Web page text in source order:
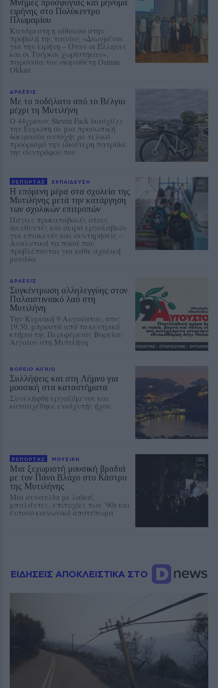
Μνήμες προσφυγιάς και μήνυμα
ειρήνης στο Πολύκεντρο
Πλωμαρίου
Κατάμεστη η αίθουσα στην
προβολή της ταινίας «Διωγμένοι
για την ειρήνη – Όταν οι Έλληνες
και οι Τούρκοι χωρίστηκαν»,
παρουσία του σκηνοθέτη Osman
Okkan
ΔΡΑΣΕΙΣ
Με το ποδήλατο από το Βέλγιο
μέχρι τη Μυτιλήνη
Ο 44χρονος Steven Fack διασχίζει
την Ευρώπη σε μια προσωπική
δοκιμασία αντοχής με τελικό
προορισμό την ιδιαίτερη πατρίδα
της συντρόφου του
ΡΕΠΟΡΤΑΖ ΕΚΠΑΙΔΕΥΣΗ
Η επόμενη μέρα στα σχολεία της
Μυτιλήνης μετά την κατάργηση
των σχολικών επιτροπών
Πάγιες προκαταβολές στους
διευθυντές και σειρά εργολαβιών
για επισκευές και συντηρήσεις –
Αναλυτικά τα ποσά που
προβλέπονται για κάθε σχολική
μονάδα
ΔΡΑΣΕΙΣ
Συγκέντρωση αλληλεγγύης στον
Παλαιστινιακό λαό στη
Μυτιλήνη
Την Κυριακή 9 Αυγούστου, στις
19:30, μπροστά από το κεντρικό
κτήριο της Περιφέρειας Βορείου
Αιγαίου στη Μυτιλήνη
ΒΟΡΕΙΟ ΑΙΓΑΙΟ
Συλλήψεις και στη Λήμνο για
μουσική στα καταστήματα
Συνελήφθη εργαζόμενος και
κατασχέθηκε ενισχυτής ήχου
ΡΕΠΟΡΤΑΖ ΜΟΥΣΙΚΗ
Μια ξεχωριστή μουσική βραδιά
με τον Πάνο Βλάχο στο Κάστρο
της Μυτιλήνης
Μια συναυλία με λαϊκά,
μπαλάντες, επιτυχίες των ’90s και
έντονο κοινωνικό αποτύπωμα
ΕΙΔΗΣΕΙΣ ΑΠΟΚΛΕΙΣΤΙΚΑ ΣΤΟ